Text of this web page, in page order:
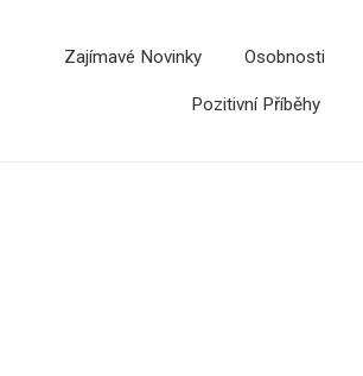
Zajímavé Novinky Osobnosti
Pozitivní Příběhy